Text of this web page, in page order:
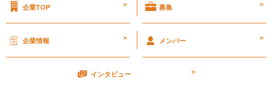
【株
社
ア
企業TOP > 募集 >
企業情報 > メンバー >
インタビュー >